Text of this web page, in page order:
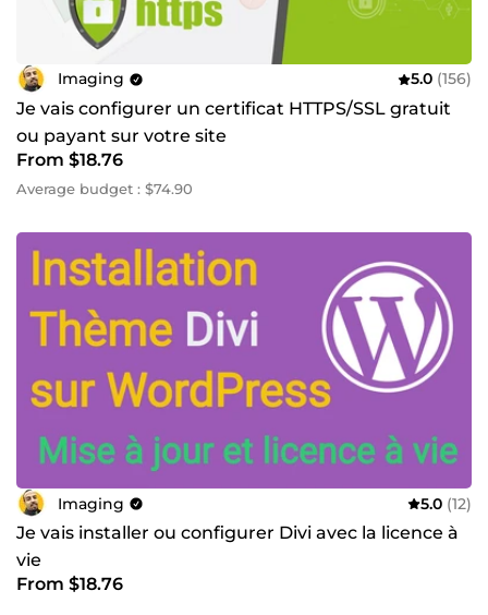
Imaging 5.0 (156)
Je vais configurer un certificat HTTPS/SSL gratuit
ou payant sur votre site
From $18.76
Average budget : $74.90
Imaging 5.0 (12)
Je vais installer ou configurer Divi avec la licence à
vie
From $18.76